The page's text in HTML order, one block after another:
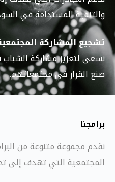
والتنمية المستدامة في
تشجيع المشاركة
نسعى لتعزيز مشاركة
صنع القرار في مجتمعاتهم.
برامجنا
نقدم مجموعة متنوعة من
المجتمعية التي تهدف إلى